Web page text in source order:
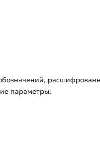
параметры: